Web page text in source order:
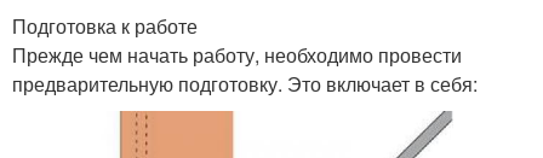
Подготовка к работе
Прежде чем начать работу, необходимо провести
предварительную подготовку. Это включает в себя: